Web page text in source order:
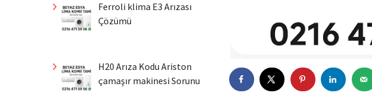
Ferroli klima E3 Arızası
Çözümü
H20 Arıza Kodu Ariston
çamaşır makinesi Sorunu